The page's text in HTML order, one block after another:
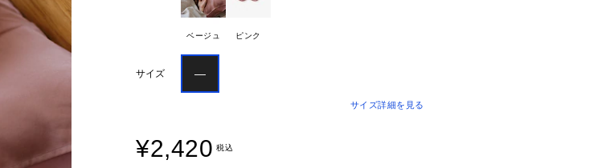
ベージュ ピンク
サイズ ―
サイズ詳細を見る
¥2,420 税込